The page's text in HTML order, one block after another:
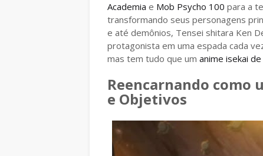
Academia e Mob Psycho 100 para a
transformando seus personagens
e até demônios, Tensei shitara Ken
protagonista em uma espada cada
mas tem tudo que um anime isekai
Reencarnando como
e Objetivos